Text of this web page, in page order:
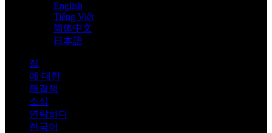
English
Tiếng Việt
简体中文
日本語
집
에 대한
해결책
소식
연락하다
한국어